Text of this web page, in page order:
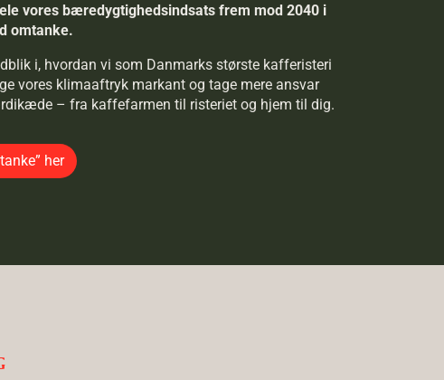
vores bæredygtighedsindsats frem mod 2040 i
omtanke.
i, hvordan vi som Danmarks største kafferisteri
vores klimaaftryk markant og tage mere ansvar
– fra kaffefarmen til risteriet og hjem til dig.
her